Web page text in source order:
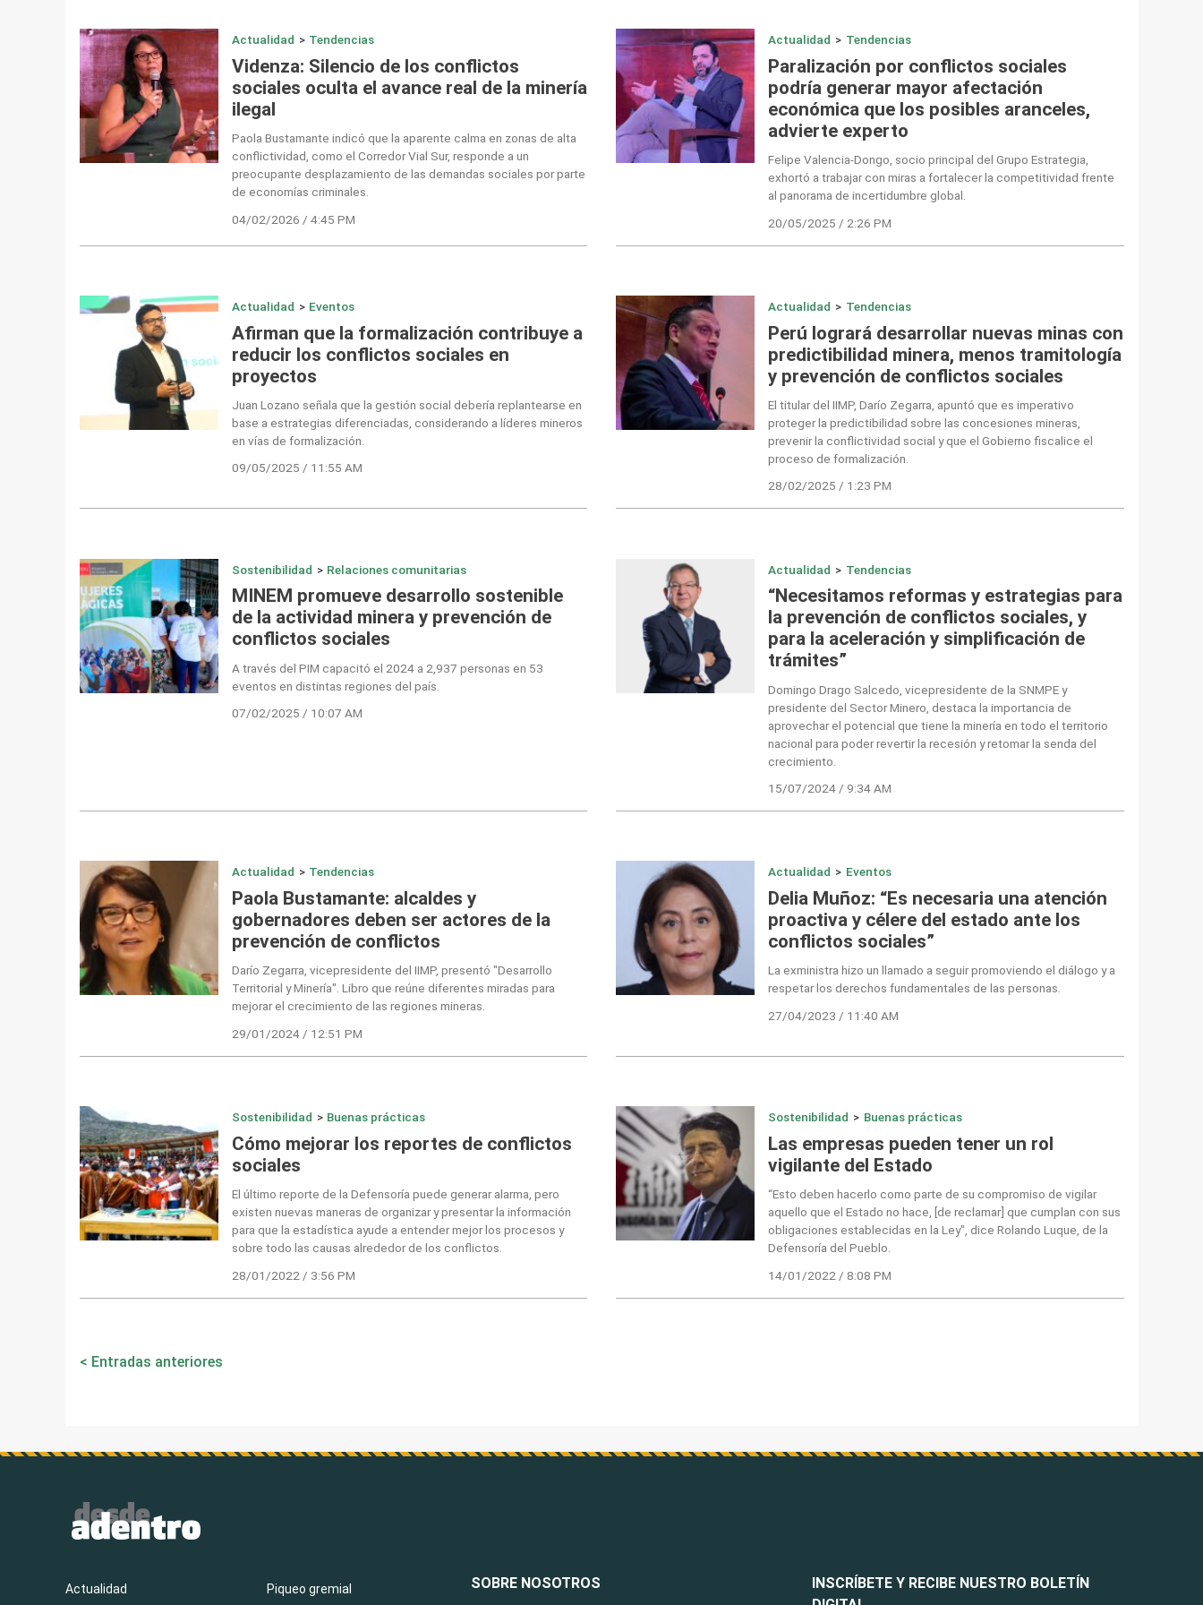
Actualidad > Tendencias
Videnza: Silencio de los conflictos
sociales oculta el avance real de la minería
ilegal
Paola Bustamante indicó que la aparente calma en zonas de alta
conflictividad, como el Corredor Vial Sur, responde a un
preocupante desplazamiento de las demandas sociales por parte
de economías criminales.
04/02/2026 / 4:45 PM
Actualidad > Tendencias
Paralización por conflictos sociales
podría generar mayor afectación
económica que los posibles aranceles,
advierte experto
Felipe Valencia-Dongo, socio principal del Grupo Estrategia,
exhortó a trabajar con miras a fortalecer la competitividad frente
al panorama de incertidumbre global.
20/05/2025 / 2:26 PM
Actualidad > Eventos
Afirman que la formalización contribuye a
reducir los conflictos sociales en
proyectos
Juan Lozano señala que la gestión social debería replantearse en
base a estrategias diferenciadas, considerando a líderes mineros
en vías de formalización.
09/05/2025 / 11:55 AM
Actualidad > Tendencias
Perú logrará desarrollar nuevas minas con
predictibilidad minera, menos tramitología
y prevención de conflictos sociales
El titular del IIMP, Darío Zegarra, apuntó que es imperativo
proteger la predictibilidad sobre las concesiones mineras,
prevenir la conflictividad social y que el Gobierno fiscalice el
proceso de formalización.
28/02/2025 / 1:23 PM
Sostenibilidad > Relaciones comunitarias
MINEM promueve desarrollo sostenible
de la actividad minera y prevención de
conflictos sociales
A través del PIM capacitó el 2024 a 2,937 personas en 53
eventos en distintas regiones del país.
07/02/2025 / 10:07 AM
Actualidad > Tendencias
“Necesitamos reformas y estrategias para
la prevención de conflictos sociales, y
para la aceleración y simplificación de
trámites”
Domingo Drago Salcedo, vicepresidente de la SNMPE y
presidente del Sector Minero, destaca la importancia de
aprovechar el potencial que tiene la minería en todo el territorio
nacional para poder revertir la recesión y retomar la senda del
crecimiento.
15/07/2024 / 9:34 AM
Actualidad > Tendencias
Paola Bustamante: alcaldes y
gobernadores deben ser actores de la
prevención de conflictos
Darío Zegarra, vicepresidente del IIMP, presentó "Desarrollo
Territorial y Minería". Libro que reúne diferentes miradas para
mejorar el crecimiento de las regiones mineras.
29/01/2024 / 12:51 PM
Actualidad > Eventos
Delia Muñoz: “Es necesaria una atención
proactiva y célere del estado ante los
conflictos sociales”
La exministra hizo un llamado a seguir promoviendo el diálogo y a
respetar los derechos fundamentales de las personas.
27/04/2023 / 11:40 AM
Sostenibilidad > Buenas prácticas
Cómo mejorar los reportes de conflictos
sociales
El último reporte de la Defensoría puede generar alarma, pero
existen nuevas maneras de organizar y presentar la información
para que la estadística ayude a entender mejor los procesos y
sobre todo las causas alrededor de los conflictos.
28/01/2022 / 3:56 PM
Sostenibilidad > Buenas prácticas
Las empresas pueden tener un rol
vigilante del Estado
“Esto deben hacerlo como parte de su compromiso de vigilar
aquello que el Estado no hace, [de reclamar] que cumplan con sus
obligaciones establecidas en la Ley", dice Rolando Luque, de la
Defensoría del Pueblo.
14/01/2022 / 8:08 PM
Navegación
Entradas anteriores
INSCRÍBETE Y RECIBE NUESTRO BOLETÍN
Actualidad Piqueo gremial SOBRE NOSOTROS